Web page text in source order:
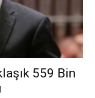
559 Bin